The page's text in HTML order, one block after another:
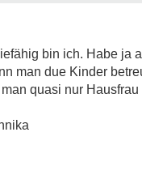
bin ich. Habe ja
man due Kinder
quasi nur